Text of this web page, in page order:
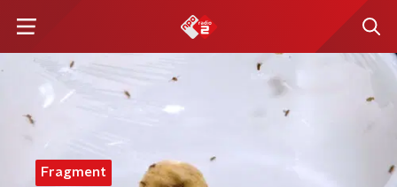
Fragment